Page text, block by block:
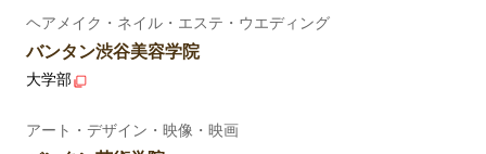
ヘアメイク・ネイル・エステ・ウエディング
バンタン渋谷美容学院
大学部
アート・デザイン・映像・映画